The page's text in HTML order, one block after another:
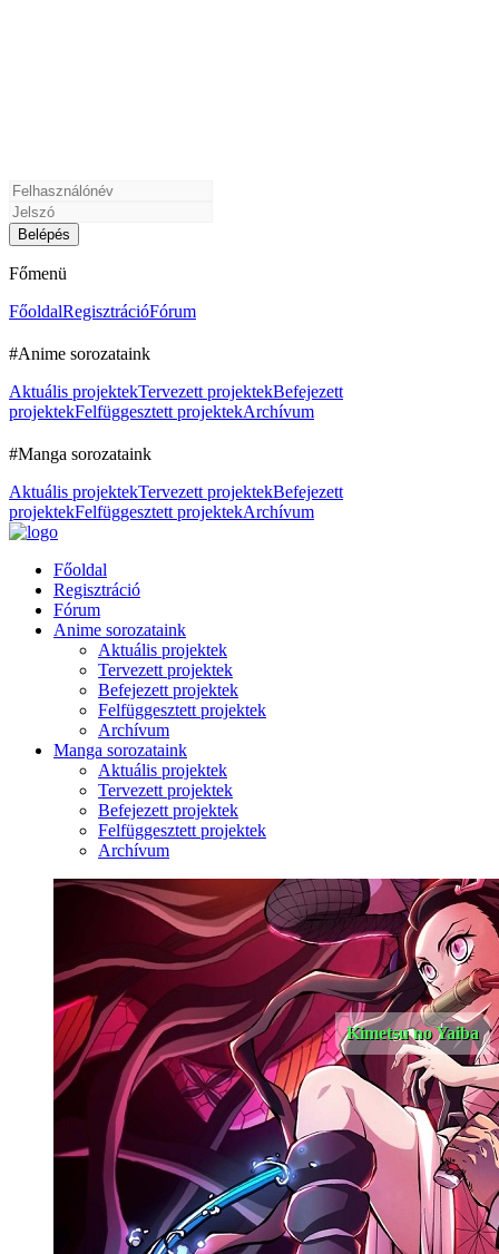
Főmenü
FőoldalRegisztrációFórum
#Anime sorozataink
Aktuális projektekTervezett projektekBefejezett
projektekFelfüggesztett projektekArchívum
#Manga sorozataink
Aktuális projektekTervezett projektekBefejezett
projektekFelfüggesztett projektekArchívum
Főoldal
Regisztráció
Fórum
Anime sorozataink
Aktuális projektek
Tervezett projektek
Befejezett projektek
Felfüggesztett projektek
Archívum
Manga sorozataink
Aktuális projektek
Tervezett projektek
Befejezett projektek
Felfüggesztett projektek
Archívum
Kimetsu no Yaiba